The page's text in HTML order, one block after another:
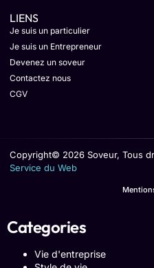
LIENS
Je suis un particulier
Je suis un Entrepreneur
Devenez un soveur
Contactez nous
CGV
Copyright© 2026 Soveur, Tous
Service du Web
Categories
Vie d'entreprise